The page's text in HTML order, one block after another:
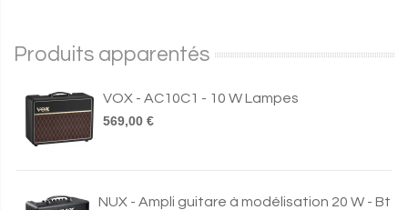
Produits apparentés
VOX - AC10C1 - 10 W Lampes
569,00 €
NUX - Ampli guitare à modélisation 20 W - Bt